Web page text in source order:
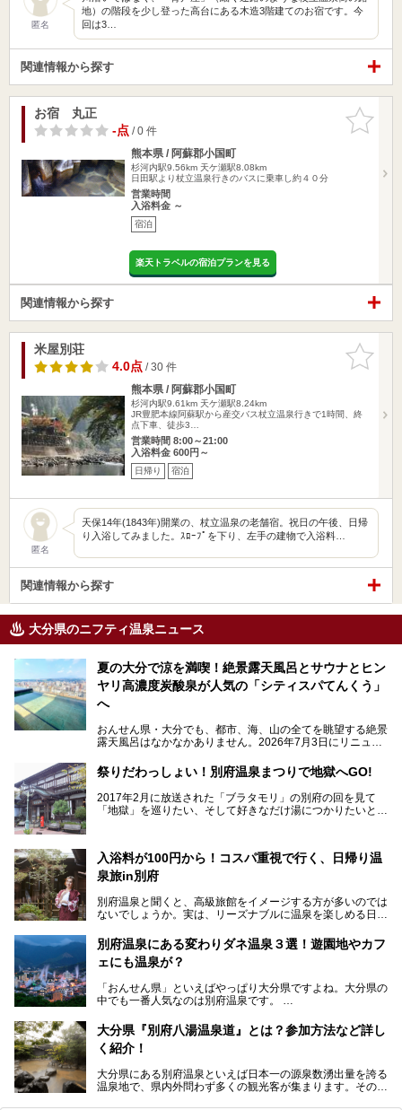
匿名
地）の階段を少し登った高台にある木造3階建てのお宿です。今
回は3…
関連情報から探す
お気に入
りに追加
お宿 丸正
-点/ 0 件
熊本県 / 阿蘇郡小国町
杉河内駅9.56km 天ケ瀬駅8.08km
日田駅より杖立温泉行きのバスに乗車し約４０分
営業時間
入浴料金 ～
宿泊
楽天トラベルの宿泊プランを見る
関連情報から探す
お気に入
りに追加
米屋別荘
4.0点/ 30 件
熊本県 / 阿蘇郡小国町
杉河内駅9.61km 天ケ瀬駅8.24km
JR豊肥本線阿蘇駅から産交バス杖立温泉行きで1時間、終
点下車、徒歩3…
営業時間 8:00～21:00
入浴料金 600円～
日帰り 宿泊
匿名
天保14年(1843年)開業の、杖立温泉の老舗宿。祝日の午後、日帰
り入浴してみました。ｽﾛｰﾌﾟを下り、左手の建物で入浴料…
関連情報から探す
大分県のニフティ温泉ニュース
夏の大分で涼を満喫！絶景露天風呂とサウナとヒン
ヤリ高濃度炭酸泉が人気の「シティスパてんくう」
へ
おんせん県・大分でも、都市、海、山の全てを眺望する絶景
露天風呂はなかなかありません。2026年7月3日にリニュー
てんくう(CITY SPA てんくう)」は、なんとJR大分駅直結と
いう利便性の高さ！
地上80mという圧倒的な開放感が魅力。温泉、ロウリュサウ
ナ、そしてひんやりとした約27度の高濃度炭酸泉で交互浴
併設の「JR九州ホテル ブラッサム大分」に泊まって、この
「シティスパてんくう」をたっぷり満喫してきたのでレポー
ルダウンできるスイーツ情報と併せてお楽しみください！
提供元：大分県【PR】
この記事は大分県のPR記事です。
祭りだわっしょい！別府温泉まつりで地獄へGO!
2017年2月に放送された「ブラタモリ」の別府の回を見て
「地獄」を巡りたい、そして好きなだけ湯につかりたいと切
まつり」が開催されます。その期間は嬉しいことに100以上
の共同浴場がなんと無料開放されるんです！普段から入浴料
が100円と安いのに、いいんですかタダにしちゃって!?
しかも4/2には「東京ディズニーリゾートスペシャルパレー
ド」も行われます。つまり別府に行けば「地獄」も「ミッキ
ーマウス」も拝める稀有なイベントですよ、これは行くしか
ない！
源泉数、湧出量ともに日本一の温泉県とも言われる大分県。
な市営温泉をまとめました。
Let’s go to Hell !
入浴料が100円から！コスパ重視で行く、日帰り温
泉旅in別府
別府温泉と聞くと、高級旅館をイメージする方が多いのでは
ないでしょうか。実は、リーズナブルに温泉を楽しめる日帰
で楽しめる「大分県の別府温泉」に注目してみました。
ニフティ温泉がオススメする温泉施設を紹介しちゃいます！
別府温泉にある変わりダネ温泉３選！遊園地やカフ
ェにも温泉が？
「おんせん県」といえばやっぱり大分県ですよね。大分県の
中でも一番人気なのは別府温泉です。
中いても飽きません。
普通に温泉に浸かる以外にも、別府地獄巡りや砂湯などは有
名ですよね。
別府温泉は共同湯も多く、家庭やマンションにも温泉を引い
ている所もあります。
大分県『別府八湯温泉道』とは？参加方法など詳し
く紹介！
大分県にある別府温泉といえば日本一の源泉数湧出量を誇る
温泉地で、県内外問わず多くの観光客が集まります。その別